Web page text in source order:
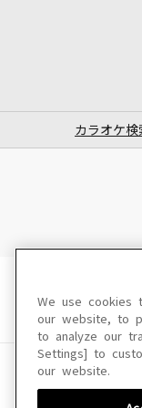
カラオケ検
We use cookies
our website, to
to analyze our
Settings] to
our website.